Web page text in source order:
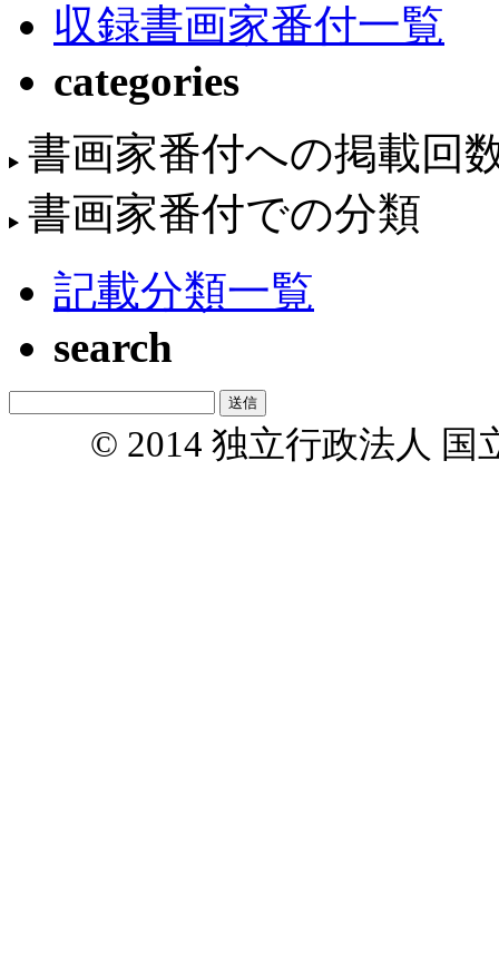
収録書画家番付一覧
categories
書画家番付への掲載回
書画家番付での分類
記載分類一覧
search
© 2014 独立行政法人 国